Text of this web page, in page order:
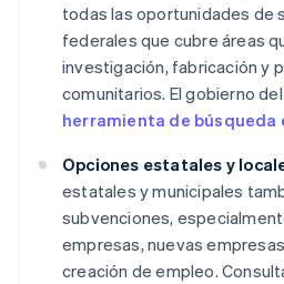
todas las oportunidades de
federales que cubre áreas
investigación, fabricación y
comunitarios. El gobierno
herramienta de
Opciones estatales y
estatales y municipales
subvenciones,
empresas, nuevas
creación de empleo.